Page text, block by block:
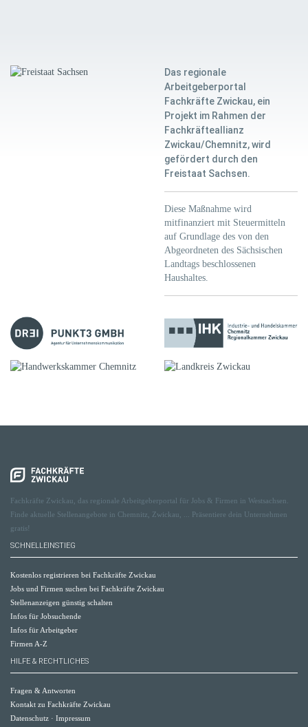
Das regionale
Arbeitgeberportal
Fachkräfte Zwickau, ein
Projekt im Rahmen der
Fachkräfteallianz
Zwickau/Chemnitz, wird
gefördert durch den
Freistaat Sachsen.
Diese Maßnahme wird
mitfinanziert mit Steuermitteln
auf Grundlage des von den
Abgeordneten des Sächsischen
Landtags beschlossenen
Haushaltes.
Fachkräfte Zwickau, das regionale Arbeitgeberportal für Jobs & Firmen in Westsachsen.
Finde aktuelle Stellenangebote in Chemnitz, Zwickau, ... Präsentiere dein Unternehmen
gratis!
SCHNELLEINSTIEG
Kostenlos registrieren bei Fachkräfte Zwickau
Jobs und Firmen suchen bei Fachkräfte Zwickau
Stellenanzeigen günstig schalten
Infos für Jobsuchende
Infos für Arbeitgeber
Firmen A-Z
HILFE & RECHTLICHES
Fragen & Antworten
Kontakt zu Fachkräfte Zwickau
Datenschutz · Impressum